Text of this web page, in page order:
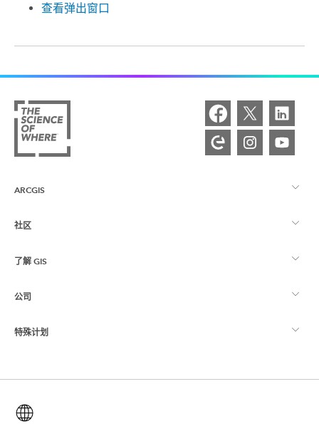
查看弹出窗口
ARCGIS
ArcGIS 概览
制图
社区
Esri 社区
ArcGIS 博客
用户研究和测试
Esri 年轻专家关系网
了解 GIS
什么是 GIS？
位置智能
培训
ArcUser
公司
关于 Esri
招贤纳士
特殊计划
ArcGIS for Student Use